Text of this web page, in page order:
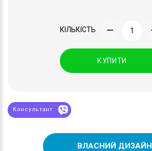
КІЛЬКІСТЬ
КУПИТИ
Консультант
ВЛАСНИЙ ДИЗАЙН